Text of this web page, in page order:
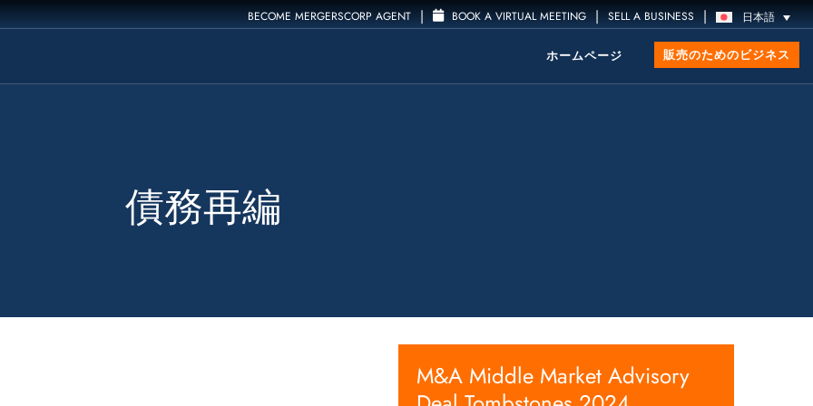
BECOME MERGERSCORP AGENT | BOOK A VIRTUAL MEETING | SELL A BUSINESS | 日本語
ホームページ 販売のためのビジネス
債務再編
M&A Middle Market Advisory